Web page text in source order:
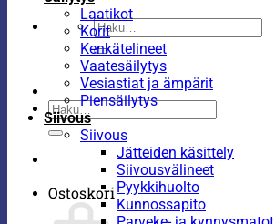
Etsi:
Etsi:
Ostoskori
Laatikot
Korit
Kenkätelineet
Vaatesäilytys
Vesiastiat ja ämpärit
Piensäilytys
Siivous
Siivous
Jätteiden käsittely
Siivousvälineet
Pyykkihuolto
Kunnossapito